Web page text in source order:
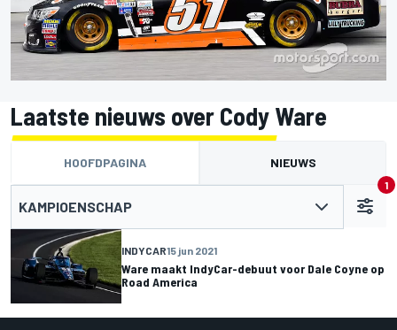
Laatste nieuws over Cody Ware
HOOFDPAGINA NIEUWS
KAMPIOENSCHAP
1
INDYCAR15 jun 2021
Ware maakt IndyCar-debuut voor Dale Coyne op
Road America